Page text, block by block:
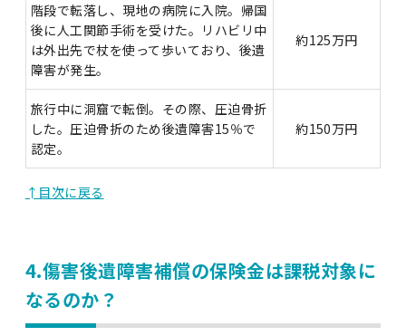
階段で転落し、現地の病院に入院。帰国
後に人工関節手術を受けた。リハビリ中
は外出先で杖を使って歩いており、後遺
障害が発生。
約125万円
旅行中に洞窟で転倒。その際、圧迫骨折
した。圧迫骨折のため後遺障害15％で
認定。
約150万円
↑目次に戻る
4.傷害後遺障害補償の保険金は課税対象に
なるのか？